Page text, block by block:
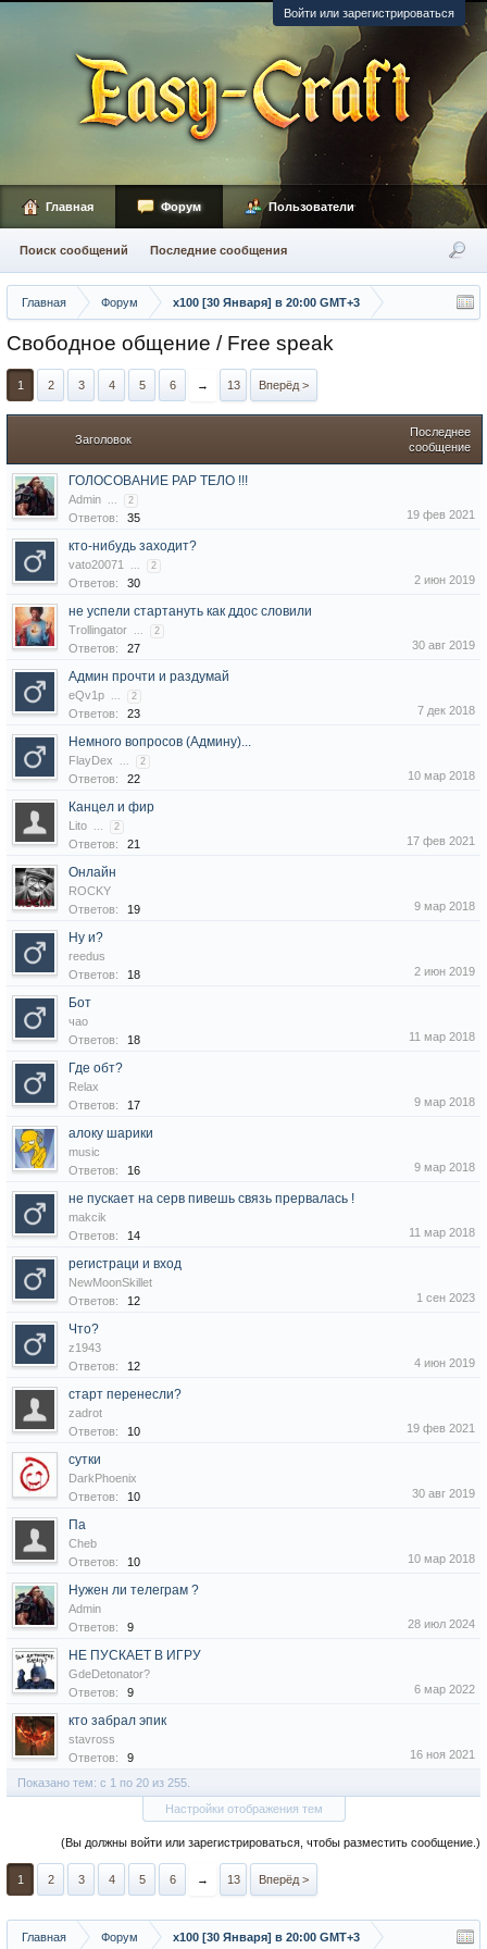
Войти или зарегистрироваться
Главная Форум х100 [30 Января] в 20:00 GMT+3
Свободное общение / Free speak
1 2 3 4 5 6 → 13 Вперёд >
Заголовок
Последнее
сообщение
ГОЛОСОВАНИЕ РАР ТЕЛО !!!
Admin ... 2
Ответов: 35 19 фев 2021
кто-нибудь заходит?
vato20071 ... 2
Ответов: 30 2 июн 2019
не успели стартануть как ддос словили
Trollingator ... 2
Ответов: 27 30 авг 2019
Админ прочти и раздумай
eQv1p ... 2
Ответов: 23 7 дек 2018
Немного вопросов (Админу)...
FlayDex ... 2
Ответов: 22 10 мар 2018
Канцел и фир
Lito ... 2
Ответов: 21 17 фев 2021
Онлайн
ROCKY
Ответов:
19 9 мар 2018
Ну и?
reedus
Ответов:
18 2 июн 2019
Бот
чао
Ответов:
18 11 мар 2018
Где обт?
Relax
Ответов:
17 9 мар 2018
алоку шарики
music
Ответов:
16 9 мар 2018
не пускает на серв пивешь связь прервалась !
makcik
Ответов:
14 11 мар 2018
регистраци и вход
NewMoonSkillet
Ответов:
12 1 сен 2023
Что?
z1943
Ответов:
12 4 июн 2019
старт перенесли?
zadrot
Ответов:
10 19 фев 2021
сутки
DarkPhoenix
Ответов:
10 30 авг 2019
Па
Cheb
Ответов:
10 10 мар 2018
Нужен ли телеграм ?
Admin
Ответов:
9 28 июл 2024
НЕ ПУСКАЕТ В ИГРУ
GdeDetonator?
Ответов:
9 6 мар 2022
кто забрал эпик
stavross
Ответов:
9 16 ноя 2021
Показано тем: с 1 по 20 из 255.
Настройки отображения тем
(Вы должны войти или зарегистрироваться, чтобы разместить сообщение.)
1 2 3 4 5 6 → 13 Вперёд >
Главная Форум х100 [30 Января] в 20:00 GMT+3
Главная Форум
Поиск сообщений Последние сообщения
Пользователи